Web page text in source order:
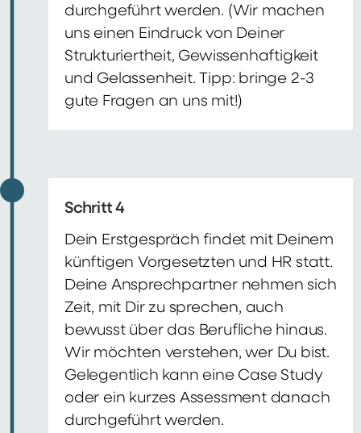
durchgeführt werden. (Wir machen
uns einen Eindruck von Deiner
Strukturiertheit, Gewissenhaftigkeit
und Gelassenheit. Tipp: bringe 2-3
gute Fragen an uns mit!)
Schritt 4
Dein Erstgespräch findet mit Deinem
künftigen Vorgesetzten und HR statt.
Deine Ansprechpartner nehmen sich
Zeit, mit Dir zu sprechen, auch
bewusst über das Berufliche hinaus.
Wir möchten verstehen, wer Du bist.
Gelegentlich kann eine Case Study
oder ein kurzes Assessment danach
durchgeführt werden.